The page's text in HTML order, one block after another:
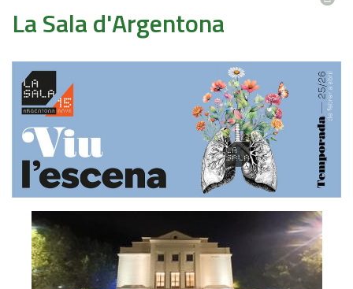
La Sala d'Argentona